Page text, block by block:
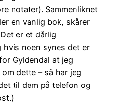
notater). Sammenliknet
en vanlig bok, skårer
er et dårlig
hvis noen synes det er
Gyldendal at jeg
dette – så har jeg
til dem på telefon og